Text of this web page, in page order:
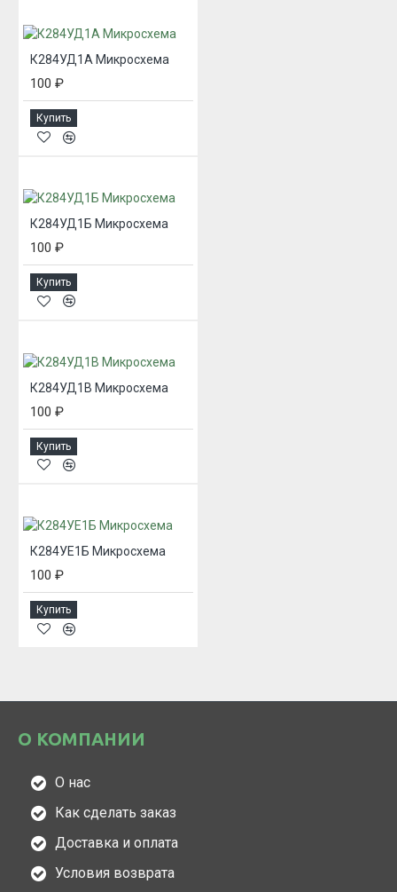
К284УД1А Микросхема
100 ₽
Купить
К284УД1Б Микросхема
100 ₽
Купить
К284УД1В Микросхема
100 ₽
Купить
К284УЕ1Б Микросхема
100 ₽
Купить
О КОМПАНИИ
О нас
Как сделать заказ
Доставка и оплата
Условия возврата